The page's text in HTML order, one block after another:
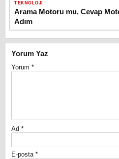
TEKNOLOJI
Arama Motoru mu, Cevap
Adım
Yorum Yaz
Yorum *
Ad *
E-posta *